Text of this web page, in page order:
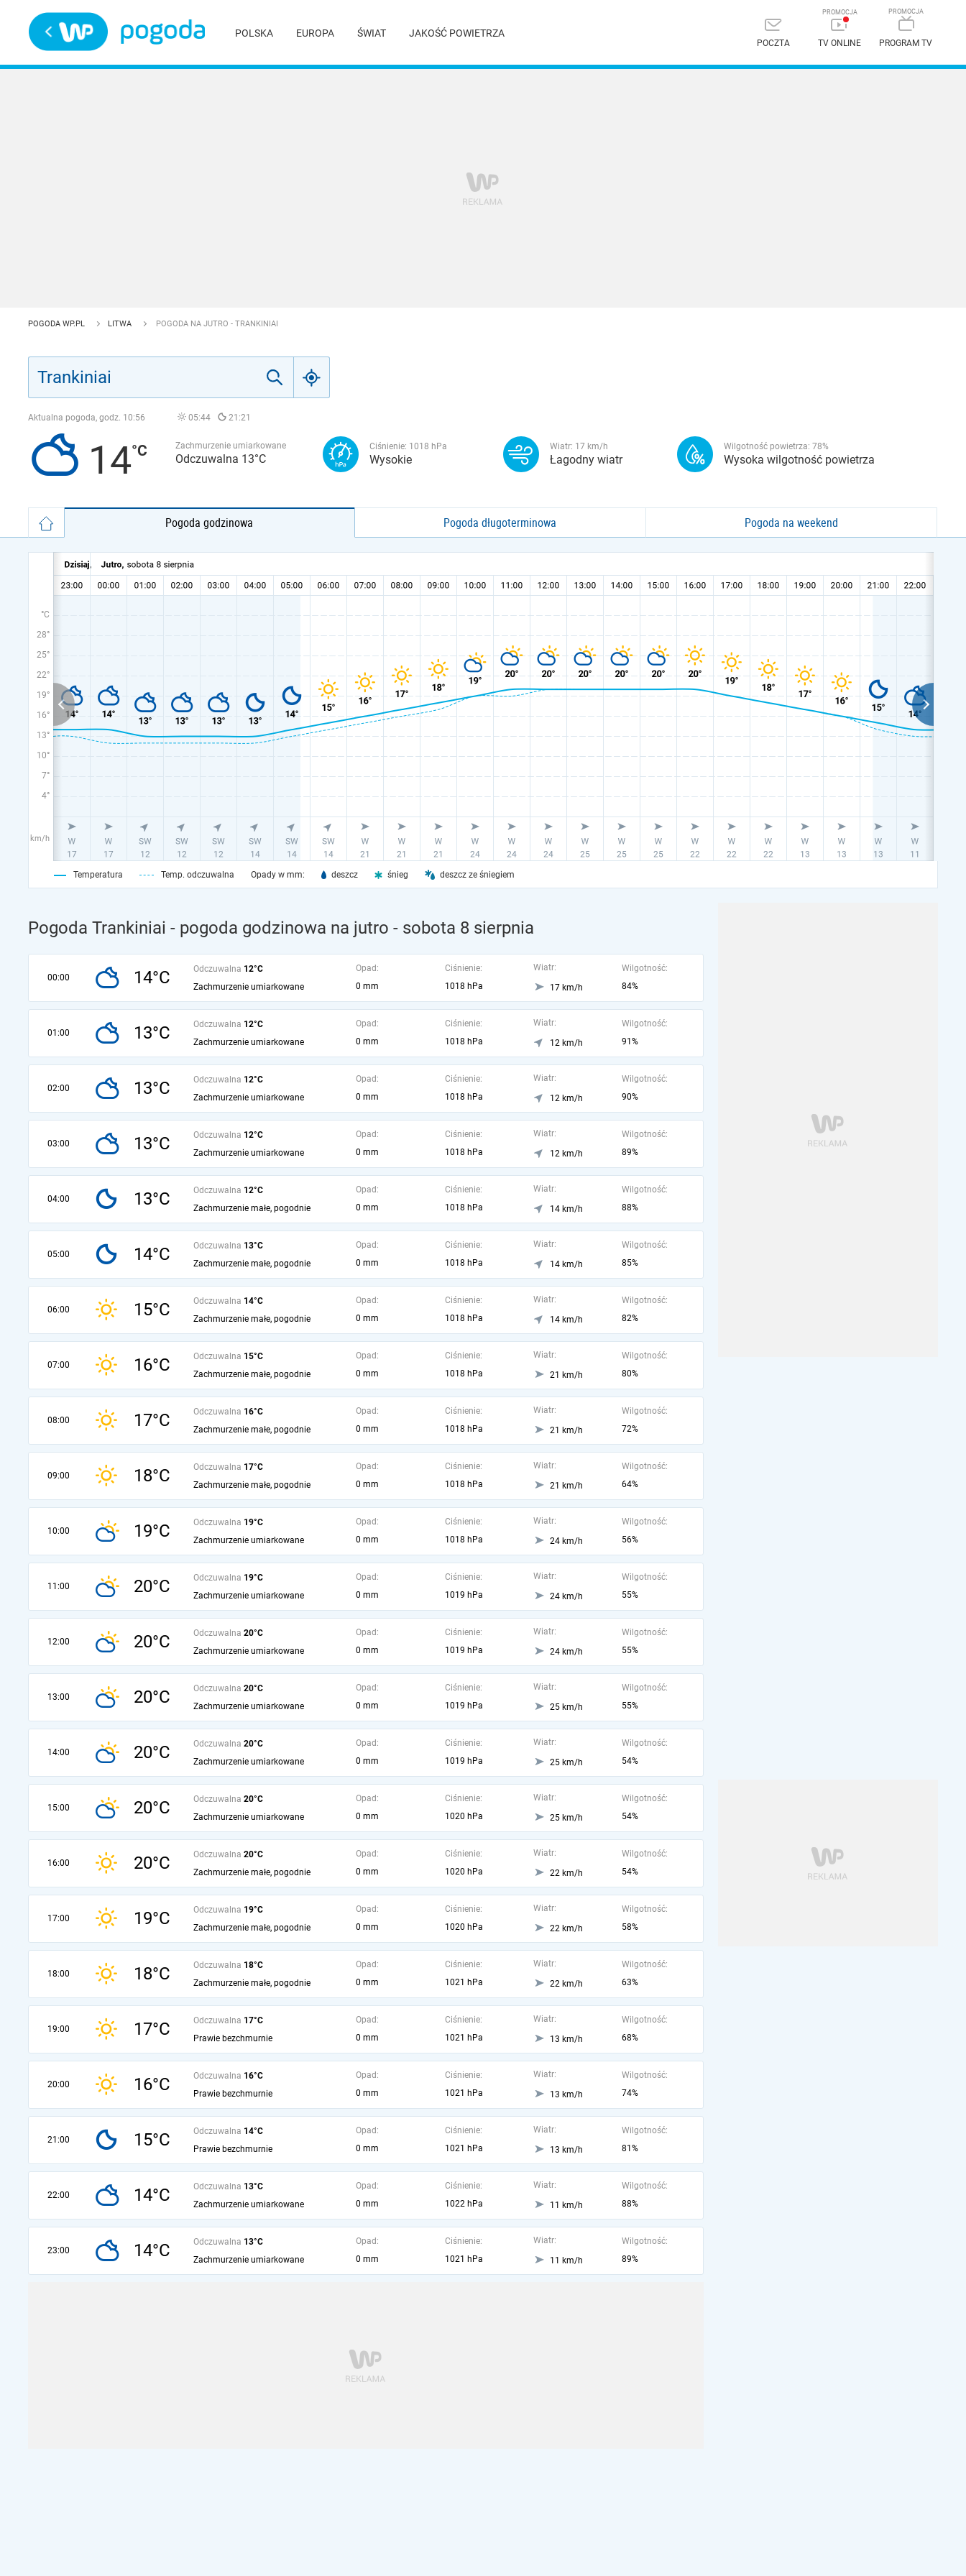
POLSKA EUROPA ŚWIAT JAKOŚĆ POWIETRZA
POCZTA TV ONLINE PROGRAM TV
POGODA WP.PL LITWA POGODA NA JUTRO - TRANKINIAI
Aktualna pogoda, godz. 10:56 05:44 21:21
14 Zachmurzenie umiarkowane
Odczuwalna 13°C
Ciśnienie: 1018 hPa
Wysokie
Wiatr: 17 km/h
Łagodny wiatr
Wilgotność powietrza: 78%
Wysoka wilgotność powietrza
Pogoda godzinowa Pogoda długoterminowa Pogoda na weekend
°C
28°
25°
22°
19°
16°
13°
10°
7°
4°
km/h
Temperatura Temp. odczuwalna Opady w mm: deszcz śnieg deszcz ze śniegiem
Pogoda Trankiniai - pogoda godzinowa na jutro - sobota 8 sierpnia
00:00 14°C Odczuwalna 12°C
Zachmurzenie umiarkowane
Opad:
0 mm
Ciśnienie:
1018 hPa
Wiatr:
17 km/h
Wilgotność:
84%
01:00 13°C Odczuwalna 12°C
Zachmurzenie umiarkowane
Opad:
0 mm
Ciśnienie:
1018 hPa
Wiatr:
12 km/h
Wilgotność:
91%
02:00 13°C Odczuwalna 12°C
Zachmurzenie umiarkowane
Opad:
0 mm
Ciśnienie:
1018 hPa
Wiatr:
12 km/h
Wilgotność:
90%
03:00 13°C Odczuwalna 12°C
Zachmurzenie umiarkowane
Opad:
0 mm
Ciśnienie:
1018 hPa
Wiatr:
12 km/h
Wilgotność:
89%
04:00 13°C Odczuwalna 12°C
Zachmurzenie małe, pogodnie
Opad:
0 mm
Ciśnienie:
1018 hPa
Wiatr:
14 km/h
Wilgotność:
88%
05:00 14°C Odczuwalna 13°C
Zachmurzenie małe, pogodnie
Opad:
0 mm
Ciśnienie:
1018 hPa
Wiatr:
14 km/h
Wilgotność:
85%
06:00 15°C Odczuwalna 14°C
Zachmurzenie małe, pogodnie
Opad:
0 mm
Ciśnienie:
1018 hPa
Wiatr:
14 km/h
Wilgotność:
82%
07:00 16°C Odczuwalna 15°C
Zachmurzenie małe, pogodnie
Opad:
0 mm
Ciśnienie:
1018 hPa
Wiatr:
21 km/h
Wilgotność:
80%
08:00 17°C Odczuwalna 16°C
Zachmurzenie małe, pogodnie
Opad:
0 mm
Ciśnienie:
1018 hPa
Wiatr:
21 km/h
Wilgotność:
72%
09:00 18°C Odczuwalna 17°C
Zachmurzenie małe, pogodnie
Opad:
0 mm
Ciśnienie:
1018 hPa
Wiatr:
21 km/h
Wilgotność:
64%
10:00 19°C Odczuwalna 19°C
Zachmurzenie umiarkowane
Opad:
0 mm
Ciśnienie:
1018 hPa
Wiatr:
24 km/h
Wilgotność:
56%
11:00 20°C Odczuwalna 19°C
Zachmurzenie umiarkowane
Opad:
0 mm
Ciśnienie:
1019 hPa
Wiatr:
24 km/h
Wilgotność:
55%
12:00 20°C Odczuwalna 20°C
Zachmurzenie umiarkowane
Opad:
0 mm
Ciśnienie:
1019 hPa
Wiatr:
24 km/h
Wilgotność:
55%
13:00 20°C Odczuwalna 20°C
Zachmurzenie umiarkowane
Opad:
0 mm
Ciśnienie:
1019 hPa
Wiatr:
25 km/h
Wilgotność:
55%
14:00 20°C Odczuwalna 20°C
Zachmurzenie umiarkowane
Opad:
0 mm
Ciśnienie:
1019 hPa
Wiatr:
25 km/h
Wilgotność:
54%
15:00 20°C Odczuwalna 20°C
Zachmurzenie umiarkowane
Opad:
0 mm
Ciśnienie:
1020 hPa
Wiatr:
25 km/h
Wilgotność:
54%
16:00 20°C Odczuwalna 20°C
Zachmurzenie małe, pogodnie
Opad:
0 mm
Ciśnienie:
1020 hPa
Wiatr:
22 km/h
Wilgotność:
54%
17:00 19°C Odczuwalna 19°C
Zachmurzenie małe, pogodnie
Opad:
0 mm
Ciśnienie:
1020 hPa
Wiatr:
22 km/h
Wilgotność:
58%
18:00 18°C Odczuwalna 18°C
Zachmurzenie małe, pogodnie
Opad:
0 mm
Ciśnienie:
1021 hPa
Wiatr:
22 km/h
Wilgotność:
63%
19:00 17°C Odczuwalna 17°C
Prawie bezchmurnie
Opad:
0 mm
Ciśnienie:
1021 hPa
Wiatr:
13 km/h
Wilgotność:
68%
20:00 16°C Odczuwalna 16°C
Prawie bezchmurnie
Opad:
0 mm
Ciśnienie:
1021 hPa
Wiatr:
13 km/h
Wilgotność:
74%
21:00 15°C Odczuwalna 14°C
Prawie bezchmurnie
Opad:
0 mm
Ciśnienie:
1021 hPa
Wiatr:
13 km/h
Wilgotność:
81%
22:00 14°C Odczuwalna 13°C
Zachmurzenie umiarkowane
Opad:
0 mm
Ciśnienie:
1022 hPa
Wiatr:
11 km/h
Wilgotność:
88%
23:00 14°C Odczuwalna 13°C
Zachmurzenie umiarkowane
Opad:
0 mm
Ciśnienie:
1021 hPa
Wiatr:
11 km/h
Wilgotność:
89%